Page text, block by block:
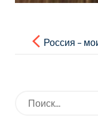
записям
Россия –
родителями”